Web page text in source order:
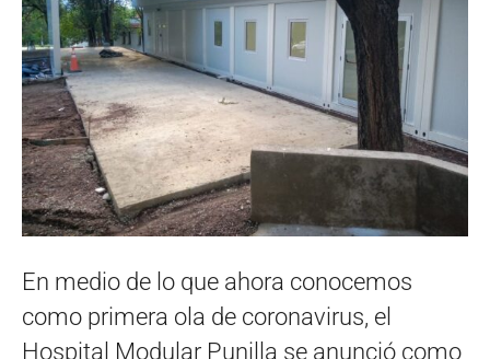
En medio de lo que ahora conocemos
como primera ola de coronavirus, el
Hospital Modular Punilla se anunció como